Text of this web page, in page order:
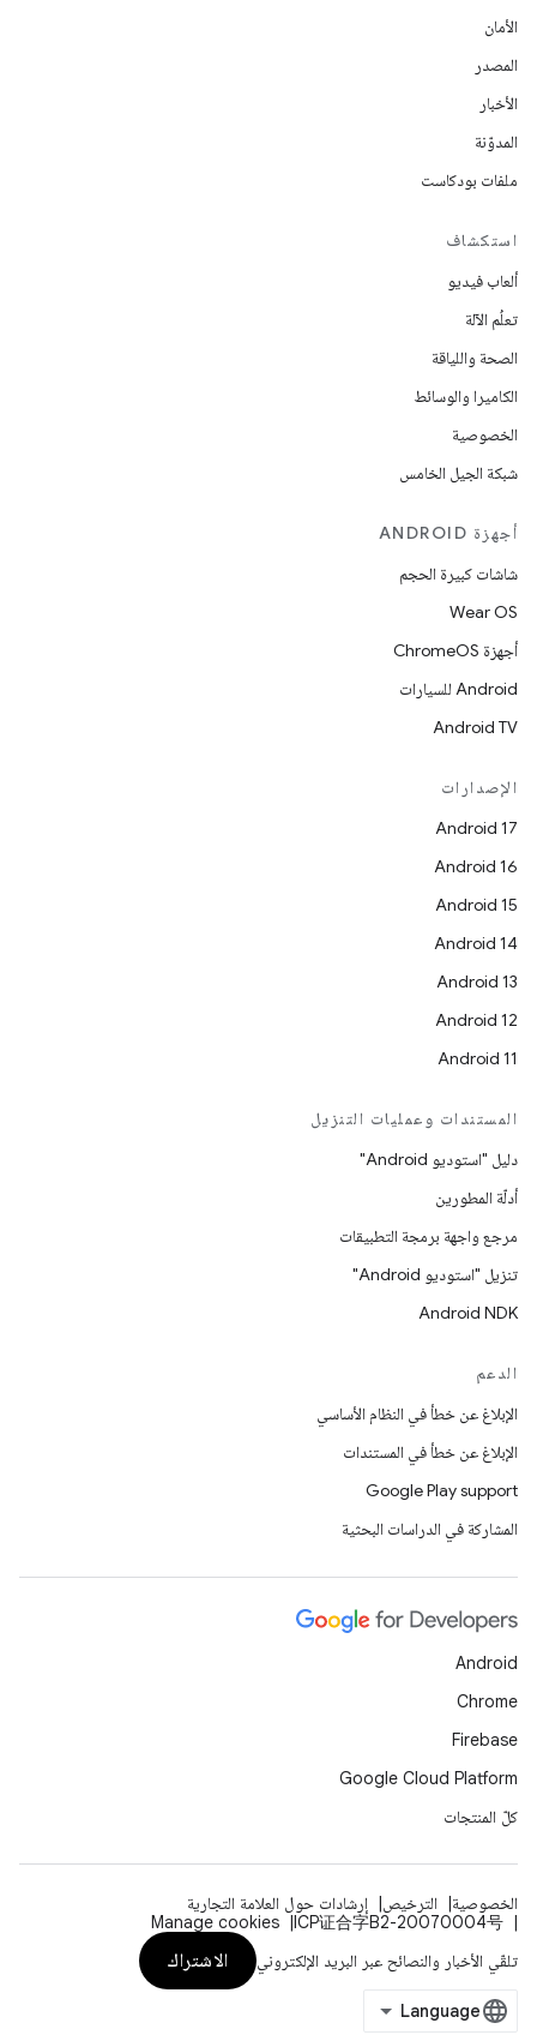
الأمان
المصدر
الأخبار
المدوّنة
ملفات بودكاست
استكشاف
ألعاب فيديو
تعلُم الآلة
الصحة واللياقة
الكاميرا والوسائط
الخصوصية
شبكة الجيل الخامس
أجهزة ANDROID
شاشات كبيرة الحجم
Wear OS
أجهزة ChromeOS
Android للسيارات
Android TV
الإصدارات
Android 17
Android 16
Android 15
Android 14
Android 13
Android 12
Android 11
المستندات وعمليات التنزيل
دليل "استوديو Android"
أدلّة المطورين
مرجع واجهة برمجة التطبيقات
تنزيل "استوديو Android"
Android NDK
الدعم
الإبلاغ عن خطأ في النظام الأساسي
الإبلاغ عن خطأ في المستندات
Google Play support
المشاركة في الدراسات البحثية
Android
Chrome
Firebase
Google Cloud Platform
كلّ المنتجات
الخصوصية الترخيص
إرشادات حول العلامة التجارية
ICP证合字B2-20070004号
Manage cookies
تلقّي الأخبار والنصائح عبر البريد الإلكتروني
الاشتراك